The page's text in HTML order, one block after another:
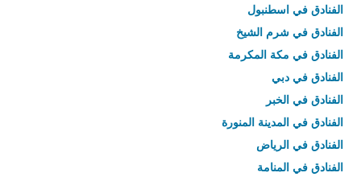
الفنادق في اسطنبول
الفنادق في شرم الشيخ
الفنادق في مكة المكرمة
الفنادق في دبي
الفنادق في الخبر
الفنادق في المدينة المنورة
الفنادق في الرياض
الفنادق في المنامة